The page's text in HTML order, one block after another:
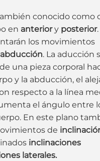
conocido como
en anteriory posterior
los movimientos
abducción. La aducción
una pieza corporal
y la abducción, el
respecto a la línea
el ángulo entre
En este plano
de
inclinaciones
laterales.